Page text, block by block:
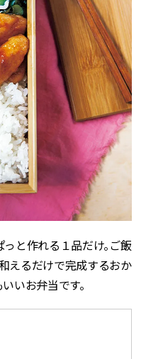
と作れる１品だけ。ご飯
えるだけで完成するおか
いお弁当です。